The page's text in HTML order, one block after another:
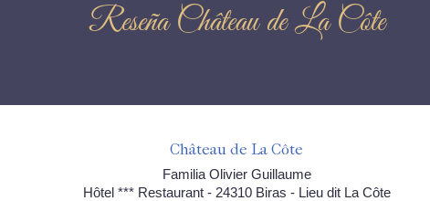
Reseña Château de La Côte
Château de La Côte
Familia Olivier Guillaume
Hôtel *** Restaurant - 24310 Biras - Lieu dit La Côte